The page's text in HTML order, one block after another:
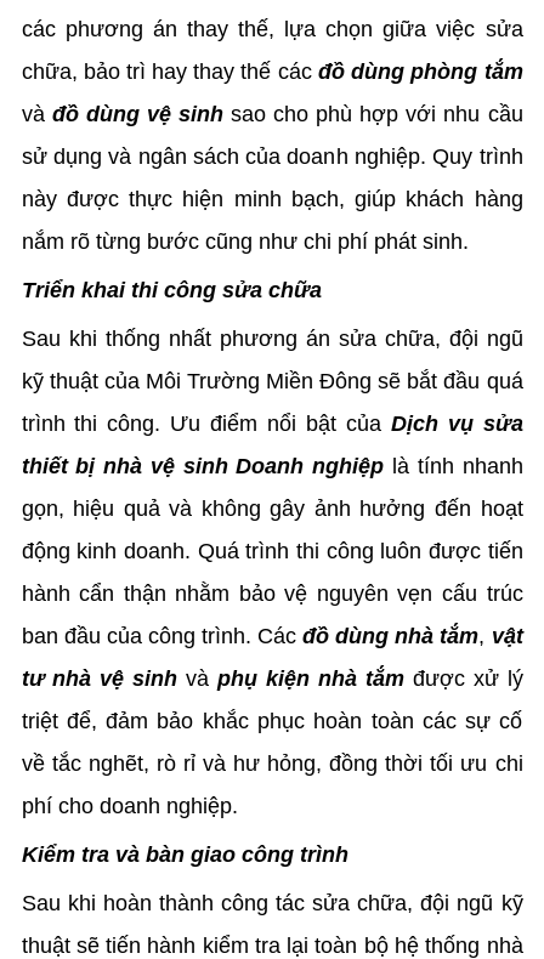
các phương án thay thế, lựa chọn giữa việc sửa
chữa, bảo trì hay thay thế các đồ dùng phòng tắm
và đồ dùng vệ sinhsao cho phù hợp với nhu cầu
sử dụng và ngân sách của doanh nghiệp. Quy trình
này được thực hiện minh bạch, giúp khách hàng
nắm rõ từng bước cũng như chi phí phát sinh.
Triển khai thi công sửa chữa
Sau khi thống nhất phương án sửa chữa, đội ngũ
kỹ thuật của Môi Trường Miền Đông sẽ bắt đầu quá
trình thi công. Ưu điểm nổi bật của Dịch vụ sửa
thiết bị nhà vệ sinh Doanh nghiệp là tính nhanh
gọn, hiệu quả và không gây ảnh hưởng đến hoạt
động kinh doanh. Quá trình thi công luôn được tiến
hành cẩn thận nhằm bảo vệ nguyên vẹn cấu trúc
ban đầu của công trình. Cácđồ dùng nhà tắm, vật
tư nhà vệ sinh vàphụ kiện nhà tắmđược xử lý
triệt để, đảm bảo khắc phục hoàn toàn các sự cố
về tắc nghẽt, rò rỉ và hư hỏng, đồng thời tối ưu chi
phí cho doanh nghiệp.
Kiểm tra và bàn giao công trình
Sau khi hoàn thành công tác sửa chữa, đội ngũ kỹ
thuật sẽ tiến hành kiểm tra lại toàn bộ hệ thống nhà